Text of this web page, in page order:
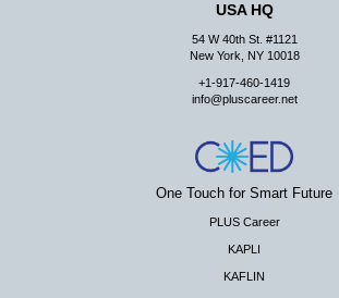
USA HQ
54 W 40th St. #1121
New York, NY 10018
+1-917-460-1419
info@pluscareer.net
One Touch for Smart Future
PLUS Career
KAPLI
KAFLIN